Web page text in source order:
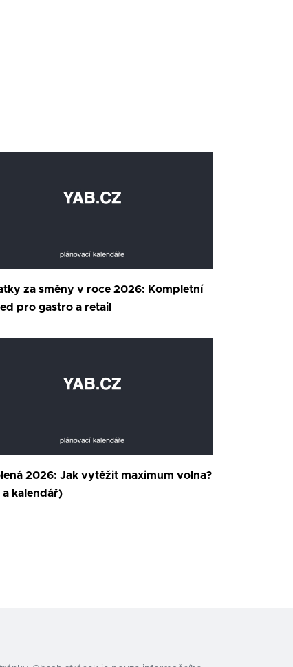
za směny v roce 2026: Kompletní
pro gastro a retail
2026: Jak vytěžit maximum volna?
kalendář)